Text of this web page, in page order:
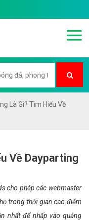
Là Gì? Tìm Hiểu Về
Về Dayparting
cho phép các webmaster
trong thời gian cao điểm
nhất để nhấp vào quảng